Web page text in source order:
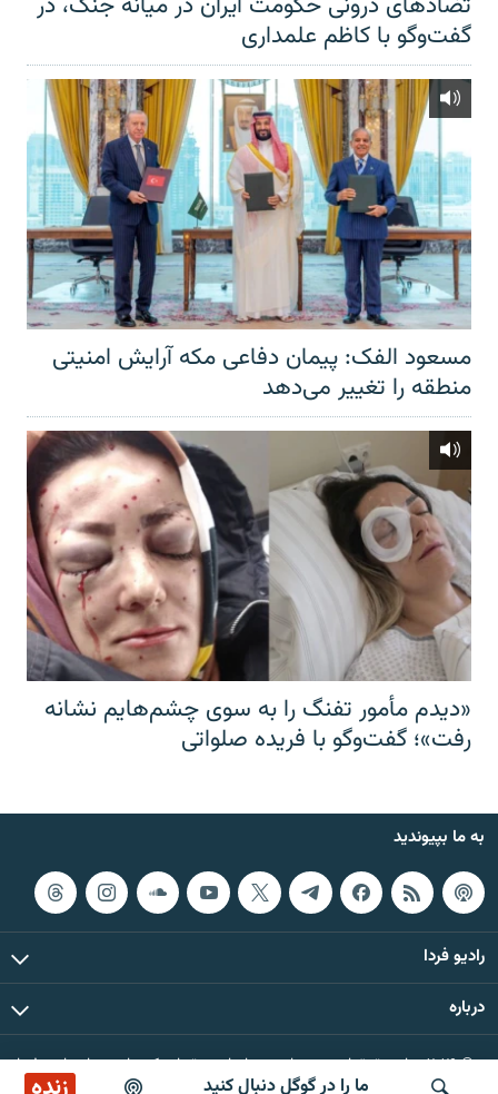
ما را در گوگل دنبال کنید
گفت‌‌وگو با کاظم علمداری
مسعود الفک: پیمان دفاعی مکه آرایش امنیتی
منطقه را تغییر می‌دهد
«دیدم مأمور تفنگ را به سوی چشم‌هایم نشانه
رفت»؛ گفت‌و‌گو با فریده صلواتی
به ما بپیوندید
رادیو فردا
درباره
© ۲۰۲۶ تمام حقوق این وب‌سایت، بر اساس مقررات کپی‌رایت، برای رادیو فردا
محفوظ است.